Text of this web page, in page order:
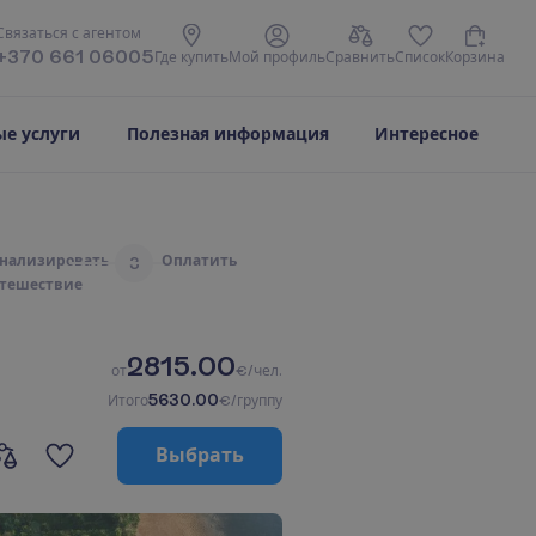
вязаться с агентом
661 06005 Где купить М ой профильСравнитьСписокКорзина
услуги Полезная информация Интересное
ализировать
ешествие
3 Оплатить
от2815.00€/чел.
Итого5630.00€/группу
Выбрать